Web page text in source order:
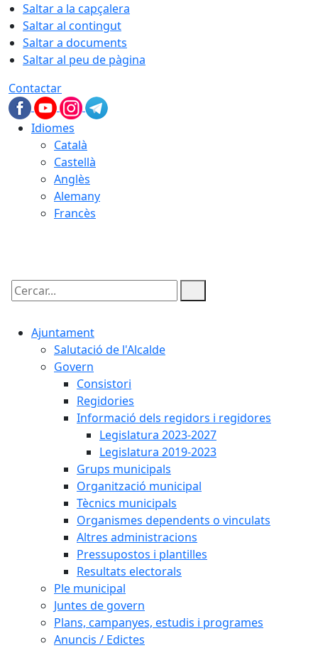
Saltar a la capçalera
Saltar al contingut
Saltar a documents
Saltar al peu de pàgina
Contactar
Idiomes
Català
Castellà
Anglès
Alemany
Francès
Cercar:
Ajuntament
Salutació de l'Alcalde
Govern
Consistori
Regidories
Informació dels regidors i regidores
Legislatura 2023-2027
Legislatura 2019-2023
Grups municipals
Organització municipal
Tècnics municipals
Organismes dependents o vinculats
Altres administracions
Pressupostos i plantilles
Resultats electorals
Ple municipal
Juntes de govern
Plans, campanyes, estudis i programes
Anuncis / Edictes